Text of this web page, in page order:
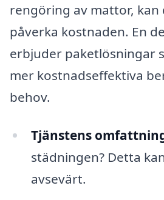
rengöring av mattor, kan
påverka kostnaden. En
erbjuder paketlösningar
mer kostnadseffektiva
behov.
Tjänstens
städningen? Detta
avsevärt.